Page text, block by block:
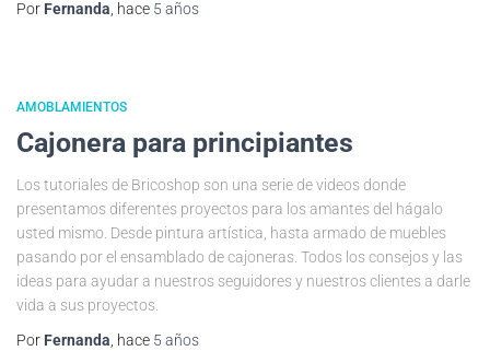
Por Fernanda , hace 5 años
AMOBLAMIENTOS
Cajonera para principiantes
Los tutoriales de Bricoshop son una serie de videos donde
presentamos diferentes proyectos para los amantes del hágalo
usted mismo. Desde pintura artística, hasta armado de muebles
pasando por el ensamblado de cajoneras. Todos los consejos y las
ideas para ayudar a nuestros seguidores y nuestros clientes a darle
vida a sus proyectos.
Por Fernanda , hace 5 años